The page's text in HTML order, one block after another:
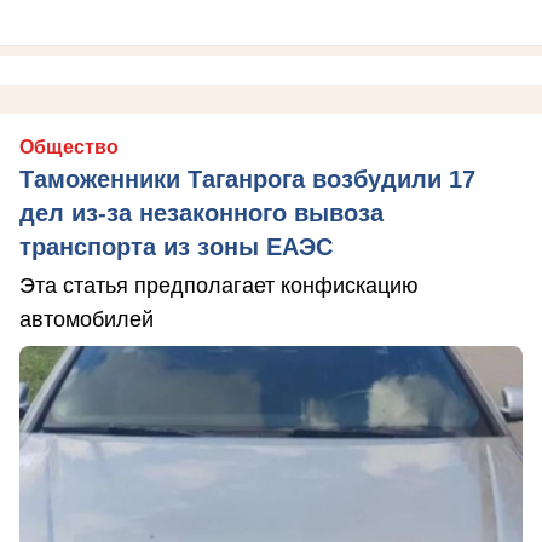
Общество
Таможенники Таганрога возбудили 17
дел из-за незаконного вывоза
транспорта из зоны ЕАЭС
Эта статья предполагает конфискацию
автомобилей